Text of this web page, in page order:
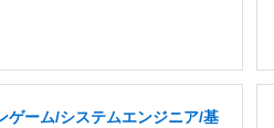
ゲーム/システムエンジニア/基